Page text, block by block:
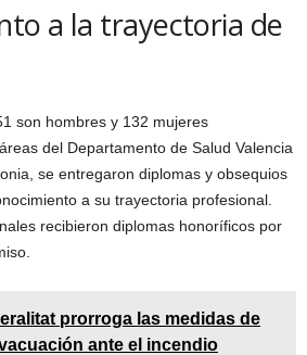
a la trayectoria de
son hombres y 132 mujeres
del Departamento de Salud Valencia
se entregaron diplomas y obsequios
a su trayectoria profesional.
recibieron diplomas honoríficos por
prorroga las medidas de
ante el incendio